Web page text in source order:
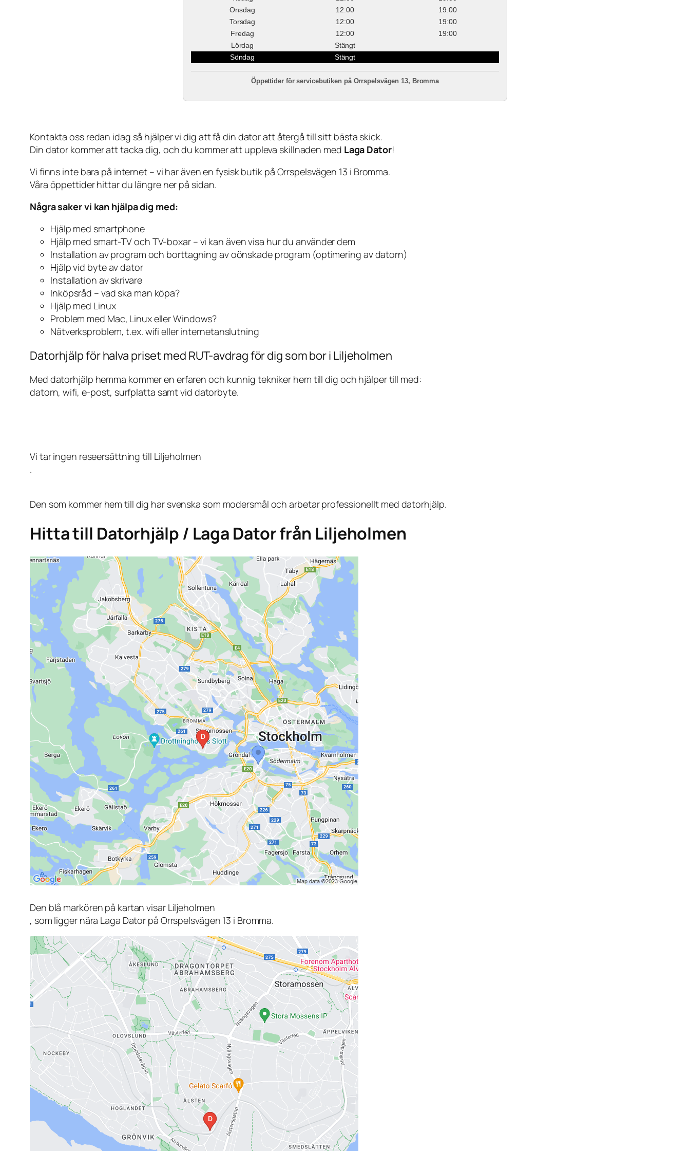
Onsdag
12:00
19:00
Torsdag
12:00
19:00
Fredag
12:00
19:00
Lördag
Stängt
Söndag
Stängt
Öppettider för servicebutiken på Orrspelsvägen 13, Bromma
Kontakta oss redan idag så hjälper vi dig att få din dator att återgå till sitt bästa skick.
Din dator kommer att tacka dig, och du kommer att uppleva skillnaden med Laga Dator!
Vi finns inte bara på internet – vi har även en fysisk butik på Orrspelsvägen 13 i Bromma.
Våra öppettider hittar du längre ner på sidan.
Några saker vi kan hjälpa dig med:
Hjälp med smartphone
Hjälp med smart-TV och TV-boxar – vi kan även visa hur du använder dem
Installation av program och borttagning av oönskade program (optimering av datorn)
Hjälp vid byte av dator
Installation av skrivare
Inköpsråd – vad ska man köpa?
Hjälp med Linux
Problem med Mac, Linux eller Windows?
Nätverksproblem, t.ex. wifi eller internetanslutning
Datorhjälp för halva priset med RUT-avdrag för dig som bor i Liljeholmen
Med datorhjälp hemma kommer en erfaren och kunnig tekniker hem till dig och hjälper till med:
datorn, wifi, e-post, surfplatta samt vid datorbyte.
Vi tar ingen reseersättning till Liljeholmen
.
Den som kommer hem till dig har svenska som modersmål och arbetar professionellt med datorhjälp.
Hitta till Datorhjälp / Laga Dator från Liljeholmen
Den blå markören på kartan visar Liljeholmen
, som ligger nära Laga Dator på Orrspelsvägen 13 i Bromma.